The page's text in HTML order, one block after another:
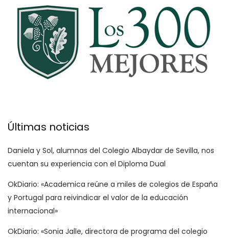
Últimas noticias
Daniela y Sol, alumnas del Colegio Albaydar de Sevilla, nos
cuentan su experiencia con el Diploma Dual
OkDiario: «Academica reúne a miles de colegios de España
y Portugal para reivindicar el valor de la educación
internacional»
OkDiario: «Sonia Jalle, directora de programa del colegio